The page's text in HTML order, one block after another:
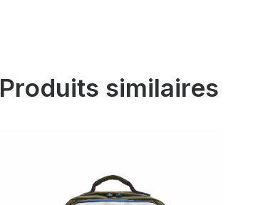
Produits similaires